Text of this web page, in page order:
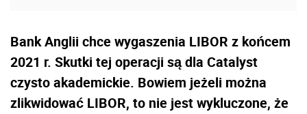
Bank Anglii chce wygaszenia LIBOR z końcem
2021 r. Skutki tej operacji są dla Catalyst
czysto akademickie. Bowiem jeżeli można
zlikwidować LIBOR, to nie jest wykluczone, że